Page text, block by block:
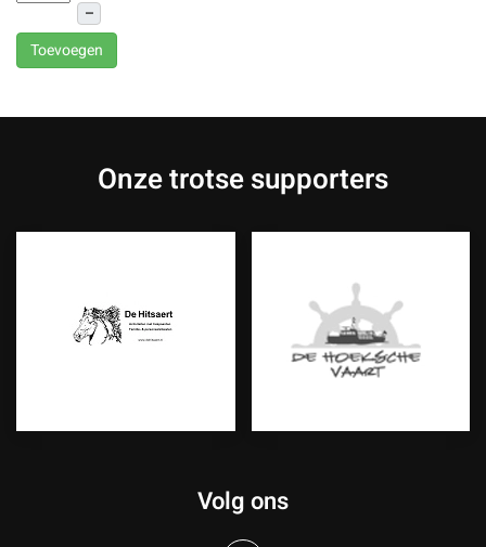
–
Toevoegen
Onze trotse supporters
Volg ons